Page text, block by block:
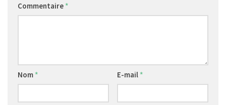
Commentaire *
Nom * E-mail *